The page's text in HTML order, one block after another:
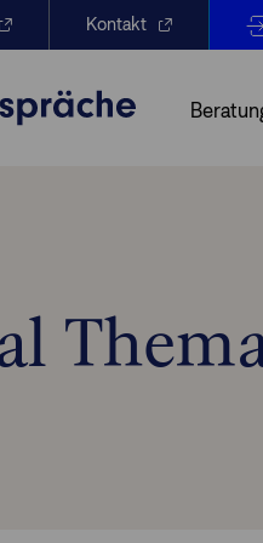
Kontakt